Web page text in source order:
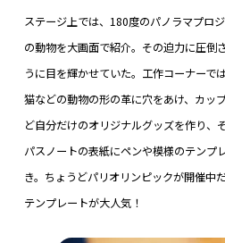
ステージ上では、180度のパノラマプロ
の動物を大画面で紹介。その迫力に圧倒
うに目を輝かせていた。工作コーナーで
猫などの動物の形の革に穴をあけ、カッ
ど自分だけのオリジナルグッズを作り、
パスノートの表紙にペンや模様のテンプ
き。ちょうどパリオリンピックが開催中
テンプレートが大人気！